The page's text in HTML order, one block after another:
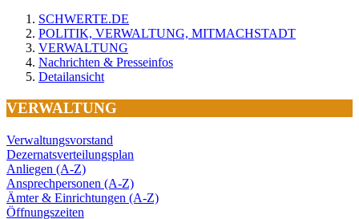
SCHWERTE.DE
POLITIK, VERWALTUNG, MITMACHSTADT
VERWALTUNG
Nachrichten & Presseinfos
Detailansicht
VERWALTUNG
Verwaltungsvorstand
Dezernatsverteilungsplan
Anliegen (A-Z)
Ansprechpersonen (A-Z)
Ämter & Einrichtungen (A-Z)
Öffnungszeiten